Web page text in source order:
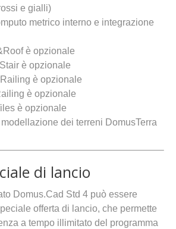
e gialli)
metrico interno e integrazione
è opzionale
è opzionale
è opzionale
è opzionale
è opzionale
modellazione dei terreni DomusTerra
di lancio
Domus.Cad Std 4 può essere
offerta di lancio, che permette
a tempo illimitato del programma